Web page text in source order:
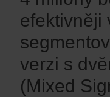
efektivněji
verzi s
(Mixed